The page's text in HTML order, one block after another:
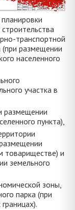
транспортной
(при размещении
населенного
участка в
размещении
пункта),
товариществе) и
земельного
зоны,
парка (при